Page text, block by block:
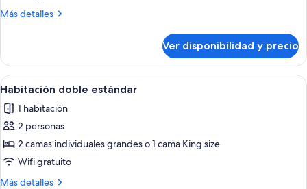
Más detalles
Más
cuádruple
familiar
Ver disponibilidad y precio
Ver
todas
las
fotos
de
Habitación
doble
Habitación de hotel con una cama
6
Habitación doble estándar
1 habitación
2 personas
2 camas individuales grandes o 1 cama King size
Wifi gratuito
Más detalles
Más